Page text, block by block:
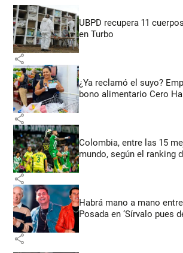
UBPD recupera 11
en Turbo
share
¿Ya reclamó el suyo?
bono alimentario Cero
share
Colombia, entre las 15
mundo, según el ranking
share
Habrá mano a mano
Posada en ‘Sírvalo pues
share